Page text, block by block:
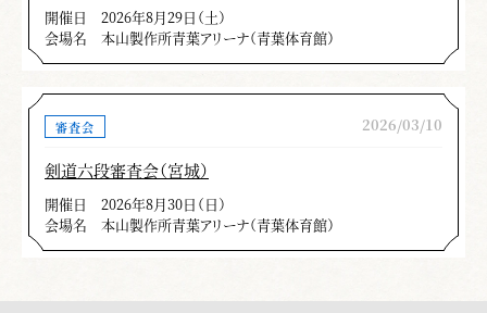
開催日
2026年8月29日（土）
会場名
本山製作所青葉アリーナ（青葉体育館）
審査会 2026/03/10
剣道六段審査会（宮城）
開催日
2026年8月30日（日）
会場名
本山製作所青葉アリーナ（青葉体育館）